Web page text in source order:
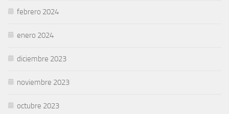
febrero 2024
enero 2024
diciembre 2023
noviembre 2023
octubre 2023